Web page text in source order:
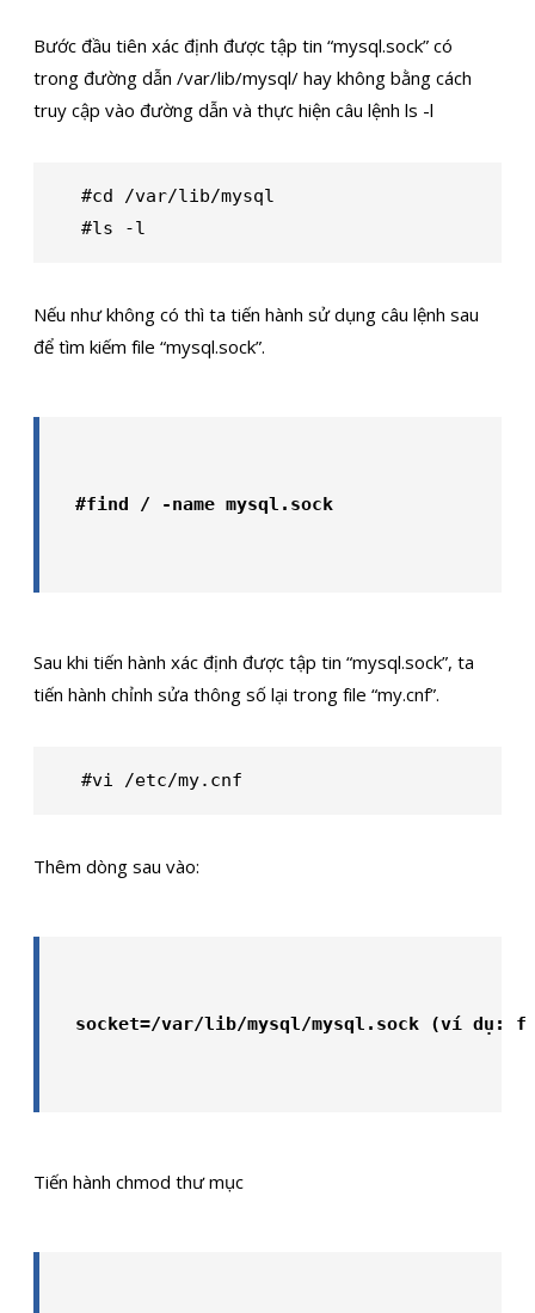
Bước đầu tiên xác định được tập tin “mysql.sock” có
trong đường dẫn /var/lib/mysql/ hay không bằng cách
truy cập vào đường dẫn và thực hiện câu lệnh ls -l
#cd /var/lib/mysql
#ls -l
Nếu như không có thì ta tiến hành sử dụng câu lệnh sau
để tìm kiếm file “mysql.sock”.
#find / -name mysql.sock
Sau khi tiến hành xác định được tập tin “mysql.sock”, ta
tiến hành chỉnh sửa thông số lại trong file “my.cnf”.
#vi /etc/my.cnf
Thêm dòng sau vào:
socket=/var/lib/mysql/mysql.sock (ví dụ:
Tiến hành chmod thư mục